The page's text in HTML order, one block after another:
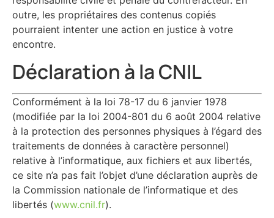
outre, les propriétaires des contenus copiés
pourraient intenter une action en justice à votre
encontre.
Déclaration à la CNIL
Conformément à la loi 78-17 du 6 janvier 1978
(modifiée par la loi 2004-801 du 6 août 2004 relative
à la protection des personnes physiques à l’égard des
traitements de données à caractère personnel)
relative à l’informatique, aux fichiers et aux libertés,
ce site n’a pas fait l’objet d’une déclaration auprès de
la Commission nationale de l’informatique et des
libertés (www.cnil.fr).